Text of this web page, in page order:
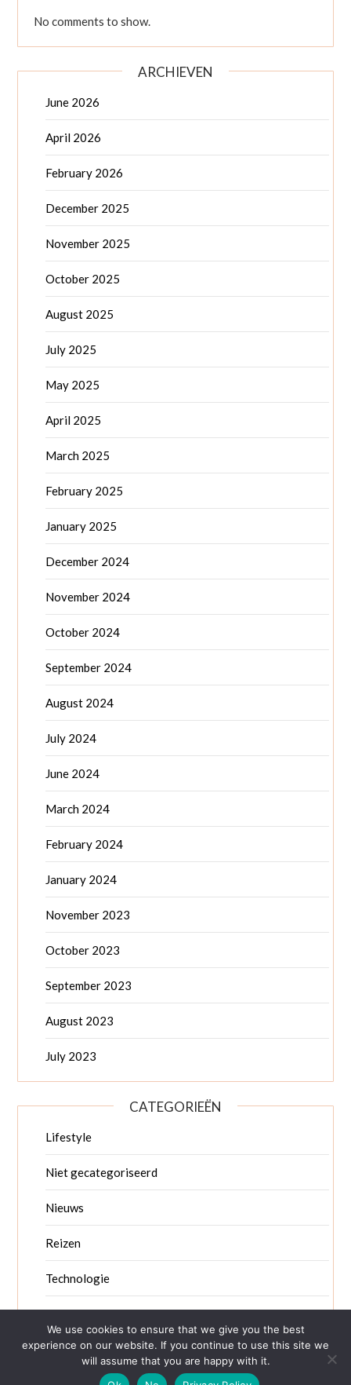
No comments to show.
ARCHIEVEN
June 2026
April 2026
February 2026
December 2025
November 2025
October 2025
August 2025
July 2025
May 2025
April 2025
March 2025
February 2025
January 2025
December 2024
November 2024
October 2024
September 2024
August 2024
July 2024
June 2024
March 2024
February 2024
January 2024
November 2023
October 2023
September 2023
August 2023
July 2023
CATEGORIEËN
Lifestyle
Niet gecategoriseerd
Nieuws
Reizen
Technologie
Zakelijk nieuws
We use cookies to ensure that we give you the best
experience on our website. If you continue to use this site we
will assume that you are happy with it.